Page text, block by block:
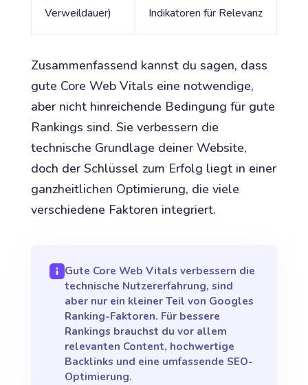
Verweildauer)
Indikatoren für Relevanz
Zusammenfassend kannst du sagen, dass
gute Core Web Vitals eine notwendige,
aber nicht hinreichende Bedingung für gute
Rankings sind. Sie verbessern die
technische Grundlage deiner Website,
doch der Schlüssel zum Erfolg liegt in einer
ganzheitlichen Optimierung, die viele
verschiedene Faktoren integriert.
Gute Core Web Vitals verbessern die
technische Nutzererfahrung, sind
aber nur ein kleiner Teil von Googles
Ranking-Faktoren. Für bessere
Rankings brauchst du vor allem
relevanten Content, hochwertige
Backlinks und eine umfassende SEO-
Optimierung.